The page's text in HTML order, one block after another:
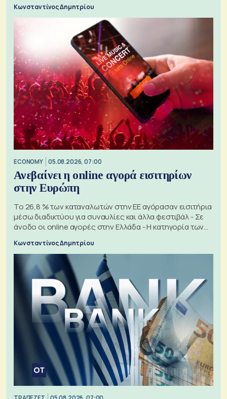
Κωνσταντίνος Δημητρίου
ECONOMY 05.08.2026, 07:00
Ανεβαίνει η online αγορά εισιτηρίων
στην Ευρώπη
Το 26,8 % των καταναλωτών στην ΕΕ αγόρασαν εισιτήρια
μέσω διαδικτύου για συναυλίες και άλλα φεστιβάλ - Σε
άνοδο οι online αγορές στην Ελλάδα - Η κατηγορία των
Κωνσταντίνος Δημητρίου